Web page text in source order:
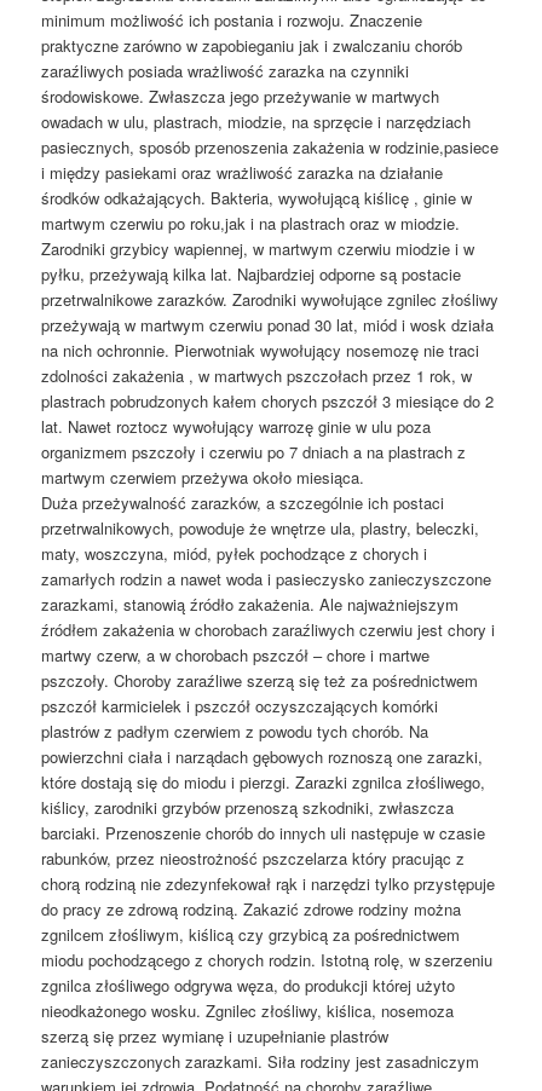
minimum możliwość ich postania i rozwoju. Znaczenie
praktyczne zarówno w zapobieganiu jak i zwalczaniu chorób
zaraźliwych posiada wrażliwość zarazka na czynniki
środowiskowe. Zwłaszcza jego przeżywanie w martwych
owadach w ulu, plastrach, miodzie, na sprzęcie i narzędziach
pasiecznych, sposób przenoszenia zakażenia w rodzinie,pasiece
i między pasiekami oraz wrażliwość zarazka na działanie
środków odkażających. Bakteria, wywołującą kiślicę , ginie w
martwym czerwiu po roku,jak i na plastrach oraz w miodzie.
Zarodniki grzybicy wapiennej, w martwym czerwiu miodzie i w
pyłku, przeżywają kilka lat. Najbardziej odporne są postacie
przetrwalnikowe zarazków. Zarodniki wywołujące zgnilec złośliwy
przeżywają w martwym czerwiu ponad 30 lat, miód i wosk działa
na nich ochronnie. Pierwotniak wywołujący nosemozę nie traci
zdolności zakażenia , w martwych pszczołach przez 1 rok, w
plastrach pobrudzonych kałem chorych pszczół 3 miesiące do 2
lat. Nawet roztocz wywołujący warrozę ginie w ulu poza
organizmem pszczoły i czerwiu po 7 dniach a na plastrach z
martwym czerwiem przeżywa około miesiąca.
Duża przeżywalność zarazków, a szczególnie ich postaci
przetrwalnikowych, powoduje że wnętrze ula, plastry, beleczki,
maty, woszczyna, miód, pyłek pochodzące z chorych i
zamarłych rodzin a nawet woda i pasieczysko zanieczyszczone
zarazkami, stanowią źródło zakażenia. Ale najważniejszym
źródłem zakażenia w chorobach zaraźliwych czerwiu jest chory i
martwy czerw, a w chorobach pszczół – chore i martwe
pszczoły. Choroby zaraźliwe szerzą się też za pośrednictwem
pszczół karmicielek i pszczół oczyszczających komórki
plastrów z padłym czerwiem z powodu tych chorób. Na
powierzchni ciała i narządach gębowych roznoszą one zarazki,
które dostają się do miodu i pierzgi. Zarazki zgnilca złośliwego,
kiślicy, zarodniki grzybów przenoszą szkodniki, zwłaszcza
barciaki. Przenoszenie chorób do innych uli następuje w czasie
rabunków, przez nieostrożność pszczelarza który pracując z
chorą rodziną nie zdezynfekował rąk i narzędzi tylko przystępuje
do pracy ze zdrową rodziną. Zakazić zdrowe rodziny można
zgnilcem złośliwym, kiślicą czy grzybicą za pośrednictwem
miodu pochodzącego z chorych rodzin. Istotną rolę, w szerzeniu
zgnilca złośliwego odgrywa węza, do produkcji której użyto
nieodkażonego wosku. Zgnilec złośliwy, kiślica, nosemoza
szerzą się przez wymianę i uzupełnianie plastrów
zanieczyszczonych zarazkami. Siła rodziny jest zasadniczym